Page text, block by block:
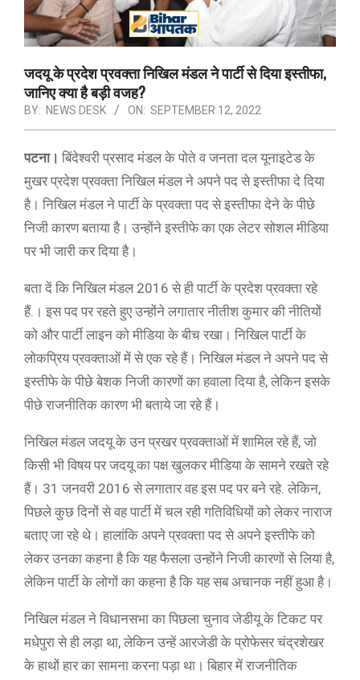
जदयू के प्रदेश प्रवक्ता निखिल मंडल ने पार्टी से दिया इस्तीफा,
जानिए क्या है बड़ी वजह?
BY: NEWS DESK ON: SEPTEMBER 12, 2022
पटना। बिंदेश्वरी प्रसाद मंडल के पोते व जनता दल यूनाइटेड के
मुखर प्रदेश प्रवक्ता निखिल मंडल ने अपने पद से इस्तीफा दे दिया
है। निखिल मंडल ने पार्टी के प्रवक्ता पद से इस्तीफा देने के पीछे
निजी कारण बताया है। उन्होंने इस्तीफे का एक लेटर सोशल मीडिया
पर भी जारी कर दिया है।
बता दें कि निखिल मंडल 2016 से ही पार्टी के प्रदेश प्रवक्ता रहे
हैं.। इस पद पर रहते हुए उन्होंने लगातार नीतीश कुमार की नीतियों
को और पार्टी लाइन को मीडिया के बीच रखा। निखिल पार्टी के
लोकप्रिय प्रवक्ताओं में से एक रहे हैं। निखिल मंडल ने अपने पद से
इस्तीफे के पीछे बेशक निजी कारणों का हवाला दिया है, लेकिन इसके
पीछे राजनीतिक कारण भी बताये जा रहे हैं।
निखिल मंडल जदयू के उन प्रखर प्रवक्ताओं में शामिल रहे हैं, जो
किसी भी विषय पर जदयू का पक्ष खुलकर मीडिया के सामने रखते रहे
हैं। 31 जनवरी 2016 से लगातार वह इस पद पर बने रहे. लेकिन,
पिछले कुछ दिनों से वह पार्टी में चल रही गतिविधियों को लेकर नाराज
बताए जा रहे थे। हालांकि अपने प्रवक्ता पद से अपने इस्तीफे को
लेकर उनका कहना है कि यह फैसला उन्होंने निजी कारणों से लिया है,
लेकिन पार्टी के लोगों का कहना है कि यह सब अचानक नहीं हुआ है।
निखिल मंडल ने विधानसभा का पिछला चुनाव जेडीयू के टिकट पर
मधेपुरा से ही लड़ा था, लेकिन उन्हें आरजेडी के प्रोफेसर चंद्रशेखर
के हाथों हार का सामना करना पड़ा था। बिहार में राजनीतिक